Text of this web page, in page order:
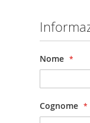
Nome
Cognome